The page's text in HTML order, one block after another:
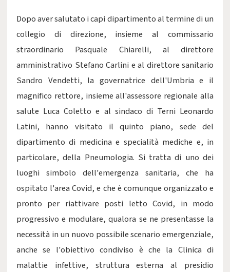
Dopo aver salutato i capi dipartimento al termine di un
collegio di direzione, insieme al commissario
straordinario Pasquale Chiarelli, al direttore
amministrativo Stefano Carlini e al direttore sanitario
Sandro Vendetti, la governatrice dell'Umbria e il
magnifico rettore, insieme all'assessore regionale alla
salute Luca Coletto e al sindaco di Terni Leonardo
Latini, hanno visitato il quinto piano, sede del
dipartimento di medicina e specialità mediche e, in
particolare, della Pneumologia. Si tratta di uno dei
luoghi simbolo dell'emergenza sanitaria, che ha
ospitato l'area Covid, e che è comunque organizzato e
pronto per riattivare posti letto Covid, in modo
progressivo e modulare, qualora se ne presentasse la
necessità in un nuovo possibile scenario emergenziale,
anche se l'obiettivo condiviso è che la Clinica di
malattie infettive, struttura esterna al presidio